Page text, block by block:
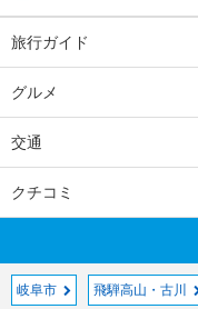
旅行ガイド
グルメ
交通
クチコミ
岐阜市 飛騨高山・古川